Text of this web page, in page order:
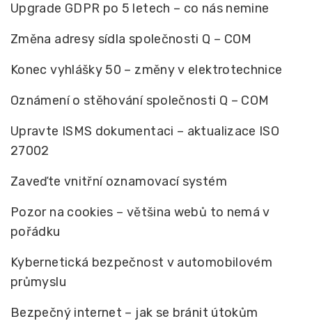
Upgrade GDPR po 5 letech – co nás nemine
Změna adresy sídla společnosti Q – COM
Konec vyhlášky 50 – změny v elektrotechnice
Oznámení o stěhování společnosti Q – COM
Upravte ISMS dokumentaci – aktualizace ISO
27002
Zaveďte vnitřní oznamovací systém
Pozor na cookies – většina webů to nemá v
pořádku
Kybernetická bezpečnost v automobilovém
průmyslu
Bezpečný internet – jak se bránit útokům